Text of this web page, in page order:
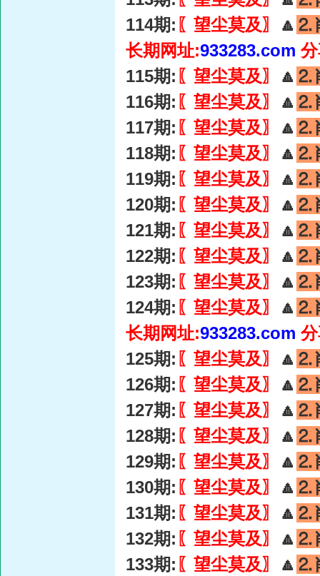
114期: 〖望尘莫及〗 🔼 ⒉
长期网址:933283.com
115期: 〖望尘莫及〗 🔼 ⒉
116期: 〖望尘莫及〗 🔼 ⒉
117期: 〖望尘莫及〗 🔼 ⒉
118期: 〖望尘莫及〗 🔼 ⒉
119期: 〖望尘莫及〗 🔼 ⒉
120期: 〖望尘莫及〗 🔼 ⒉
121期: 〖望尘莫及〗 🔼 ⒉
122期: 〖望尘莫及〗 🔼 ⒉
123期: 〖望尘莫及〗 🔼 ⒉
124期: 〖望尘莫及〗 🔼 ⒉
长期网址:933283.com
125期: 〖望尘莫及〗 🔼 ⒉
126期: 〖望尘莫及〗 🔼 ⒉
127期: 〖望尘莫及〗 🔼 ⒉
128期: 〖望尘莫及〗 🔼 ⒉
129期: 〖望尘莫及〗 🔼 ⒉
130期: 〖望尘莫及〗 🔼 ⒉
131期: 〖望尘莫及〗 🔼 ⒉
132期: 〖望尘莫及〗 🔼 ⒉
133期: 〖望尘莫及〗 🔼 ⒉